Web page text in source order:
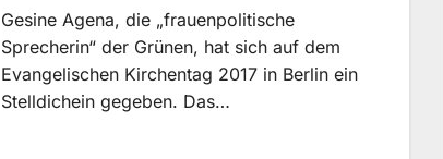
Gesine Agena, die „frauenpolitische
Sprecherin“ der Grünen, hat sich auf dem
Evangelischen Kirchentag 2017 in Berlin ein
Stelldichein gegeben. Das…